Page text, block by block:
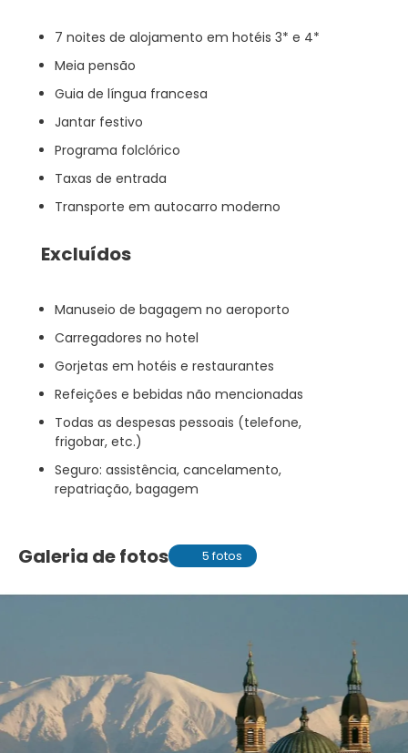
7 noites de alojamento em hotéis 3* e 4*
Meia pensão
Guia de língua francesa
Jantar festivo
Programa folclórico
Taxas de entrada
Transporte em autocarro moderno
Excluídos
Manuseio de bagagem no aeroporto
Carregadores no hotel
Gorjetas em hotéis e restaurantes
Refeições e bebidas não mencionadas
Todas as despesas pessoais (telefone,
frigobar, etc.)
Seguro: assistência, cancelamento,
repatriação, bagagem
Galeria de fotos 5 fotos